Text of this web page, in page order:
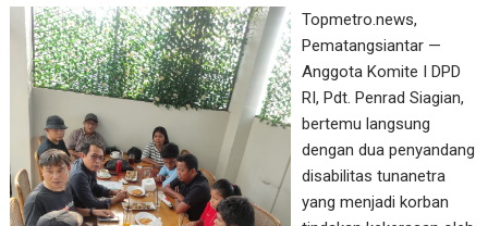
Topmetro.news,
Pematangsiantar —
Anggota Komite I DPD
RI, Pdt. Penrad Siagian,
bertemu langsung
dengan dua penyandang
disabilitas tunanetra
yang menjadi korban